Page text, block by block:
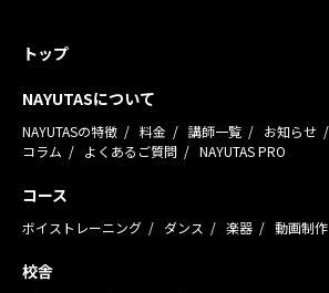
トップ
NAYUTASについて
NAYUTASの特徴 料金 講師一覧 お知らせ
コラム
よくあるご質問 NAYUTAS PRO
コース
ボイストレーニング ダンス 楽器 動画制作
校舎